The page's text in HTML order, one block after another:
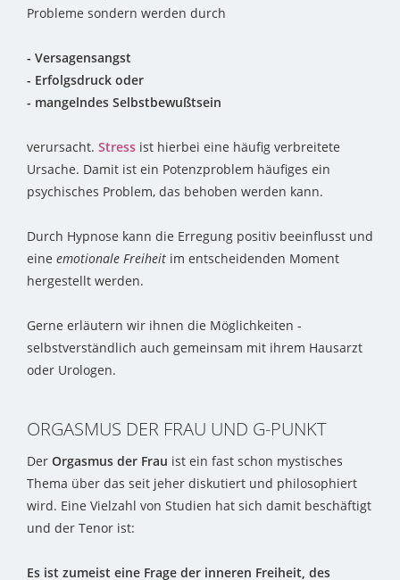
Probleme sondern werden durch
- Versagensangst
- Erfolgsdruck oder
- mangelndes Selbstbewußtsein
verursacht. Stress ist hierbei eine häufig verbreitete
Ursache. Damit ist ein Potenzproblem häufiges ein
psychisches Problem, das behoben werden kann.
Durch Hypnose kann die Erregung positiv beeinflusst und
eine emotionale Freiheit im entscheidenden Moment
hergestellt werden.
Gerne erläutern wir ihnen die Möglichkeiten -
selbstverständlich auch gemeinsam mit ihrem Hausarzt
oder Urologen.
ORGASMUS DER FRAU UND G-PUNKT
Der Orgasmus der Frau ist ein fast schon mystisches
Thema über das seit jeher diskutiert und philosophiert
wird. Eine Vielzahl von Studien hat sich damit beschäftigt
und der Tenor ist:
Es ist zumeist eine Frage der inneren Freiheit, des